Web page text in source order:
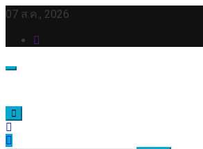
Skip
content
07 ส.ค., 2026